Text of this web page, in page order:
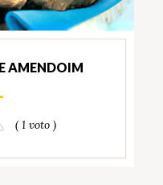
AMENDOIM
( 1 voto )